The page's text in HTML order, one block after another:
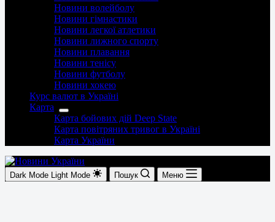
Новини волейболу
Новини гімнастики
Новини легкої атлетики
Новини лижного спорту
Новини плавання
Новини тенісу
Новини футболу
Новини хокею
Курс валют в Україні
Карта
Карта бойових дій Deep State
Карта повітряних тривог в Україні
Карта України
Dark Mode Light Mode Пошук Меню